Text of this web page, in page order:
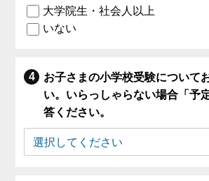
大学院生・社会人以上
いない
お子さまの小学校受験について
い。いらっしゃらない場合「予
答ください。